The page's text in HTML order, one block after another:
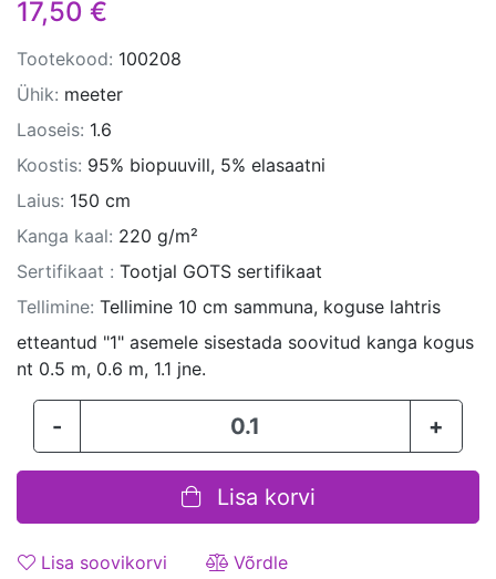
17,50 €
Tootekood: 100208
Ühik: meeter
Laoseis: 1.6
Koostis: 95% biopuuvill, 5% elasaatni
Laius: 150 cm
Kanga kaal: 220 g/m²
Sertifikaat : Tootjal GOTS sertifikaat
Tellimine: Tellimine 10 cm sammuna, koguse lahtris
etteantud "1" asemele sisestada soovitud kanga kogus
nt 0.5 m, 0.6 m, 1.1 jne.
- +
Lisa korvi
Lisa soovikorvi Võrdle